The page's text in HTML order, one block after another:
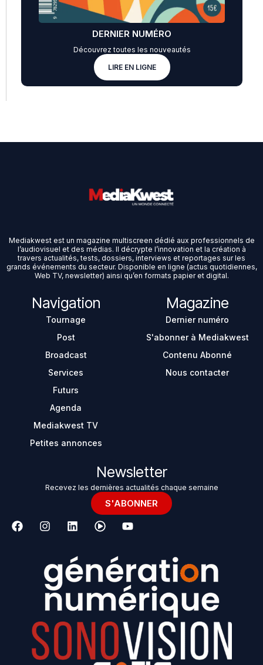
DERNIER NUMÉRO
Découvrez toutes les nouveautés
LIRE EN LIGNE
Mediakwest est un magazine multiscreen dédié aux professionnels de
l’audiovisuel et des médias. Il décrypte l’innovation et la création à
travers actualités, tests, dossiers, interviews et reportages sur les
grands événements du secteur. Disponible en ligne (actus quotidiennes,
Web TV, newsletter) ainsi qu’en formats papier et digital.
Navigation
Tournage
Post
Broadcast
Services
Futurs
Agenda
Mediakwest TV
Petites annonces
Magazine
Dernier numéro
S'abonner à Mediakwest
Contenu Abonné
Nous contacter
Newsletter
Recevez les dernières actualités chaque semaine
S'ABONNER